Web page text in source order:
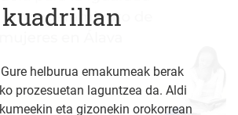
kuadrillan
helburua emakumeak berak
prozesuetan laguntzea da. Aldi
eta gizonekin orokorrean